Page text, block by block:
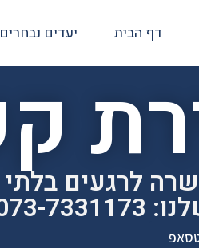
דף הבית יעדים נבחרים
לרגעים